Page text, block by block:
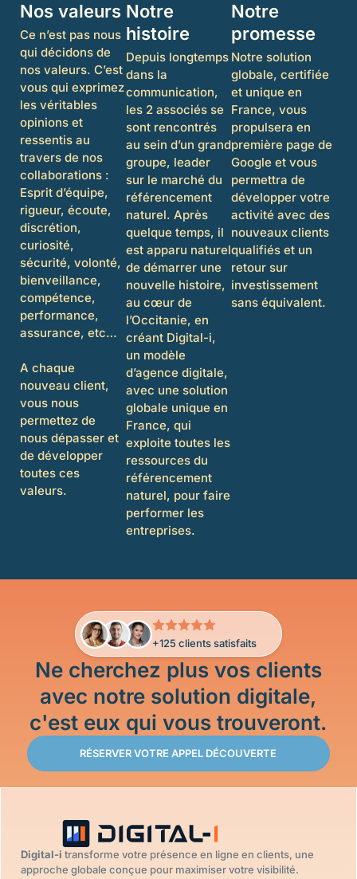
Nos valeurs
Ce n’est pas nous
qui décidons de
nos valeurs. C’est
vous qui exprimez
les véritables
opinions et
ressentis au
travers de nos
collaborations :
Esprit d’équipe,
rigueur, écoute,
discrétion,
curiosité,
sécurité, volonté,
bienveillance,
compétence,
performance,
assurance, etc…
A chaque
nouveau client,
vous nous
permettez de
nous dépasser et
de développer
toutes ces
valeurs.
Notre
histoire
Depuis longtemps
dans la
communication,
les 2 associés se
sont rencontrés
au sein d’un grand
groupe, leader
sur le marché du
référencement
naturel. Après
quelque temps, il
est apparu naturel
de démarrer une
nouvelle histoire,
au cœur de
l’Occitanie, en
créant Digital-i,
un modèle
d’agence digitale,
avec une solution
globale unique en
France, qui
exploite toutes les
ressources du
référencement
naturel, pour faire
performer les
entreprises.
Notre
promesse
Notre solution
globale, certifiée
et unique en
France, vous
propulsera en
première page de
Google et vous
permettra de
développer votre
activité avec des
nouveaux clients
qualifiés et un
retour sur
investissement
sans équivalent.
+125 clients satisfaits
Ne cherchez plus vos clients
avec notre solution digitale,
c'est eux qui vous trouveront.
RÉSERVER VOTRE APPEL DÉCOUVERTE
Digital-i transforme votre présence en ligne en clients, une
approche globale conçue pour maximiser votre visibilité.